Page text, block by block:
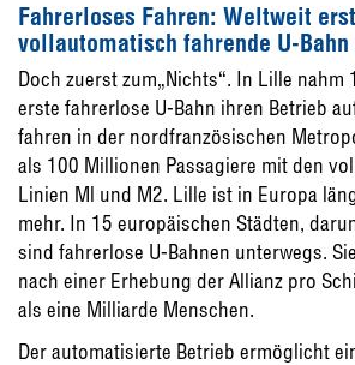
Fahrerloses Fahren: Weltweit
vollautomatisch fahrende U-
Doch zuerst zum„Nichts“. In Lille nahm
erste fahrerlose U-Bahn ihren Betrieb
fahren in der nordfranzösi­schen
als 100 Mil­lionen Passagiere mit den
Linien Ml und M2. Lille ist in Europa
mehr. In 15 europäischen Städten,
sind fahrerlose U-Bahnen unterwegs.
nach einer Erhebung der Allianz pro
als eine Milliarde Menschen.
Der automatisierte Betrieb ermöglicht